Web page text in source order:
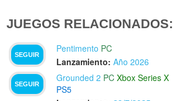
JUEGOS RELACIONADOS:
SEGUIR
Pentimento PC
Lanzamiento: Año 2026
SEGUIR
Grounded 2 PC Xbox Series X
PS5